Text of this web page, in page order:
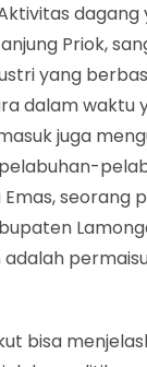
dagang
Priok,
yang
dalam waktu
juga
seorang
bisa